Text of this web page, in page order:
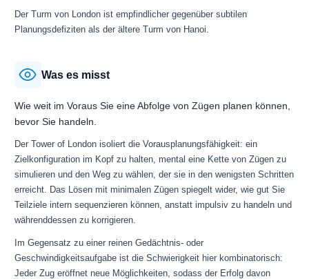
Der Turm von London ist empfindlicher gegenüber subtilen
Planungsdefiziten als der ältere Turm von Hanoi.
Was es misst
Wie weit im Voraus Sie eine Abfolge von Zügen planen können,
bevor Sie handeln.
Der Tower of London isoliert die Vorausplanungsfähigkeit: ein
Zielkonfiguration im Kopf zu halten, mental eine Kette von Zügen zu
simulieren und den Weg zu wählen, der sie in den wenigsten Schritten
erreicht. Das Lösen mit minimalen Zügen spiegelt wider, wie gut Sie
Teilziele intern sequenzieren können, anstatt impulsiv zu handeln und
währenddessen zu korrigieren.
Im Gegensatz zu einer reinen Gedächtnis- oder
Geschwindigkeitsaufgabe ist die Schwierigkeit hier kombinatorisch:
Jeder Zug eröffnet neue Möglichkeiten, sodass der Erfolg davon